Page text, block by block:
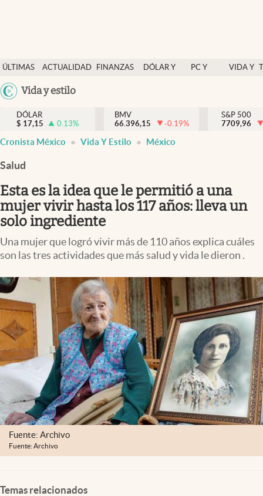
ÚLTIMAS
NOTICIAS
ACTUALIDAD
FINANZAS
DÓLAR Y
PC Y
VIDA Y
México
Vida y estilo
Actualidad
Finanzas y economía
Dólar y mercados
Pc y celular
Vida y estilo
Tv
Espiritualidad
Mediakit
abre en nueva pestaña
México
DÓLAR
$ 17,15 0.13%
BMV
66.396,15
-0.19%
S&P 500
7709,96
Cronista México Vida Y Estilo México
Salud
Esta es la idea que le permitió a una
mujer vivir hasta los 117 años: lleva un
solo ingrediente
Una mujer que logró vivir más de 110 años explica cuáles
son las tres actividades que más salud y vida le dieron .
Fuente: Archivo
Fuente: Archivo
Temas relacionados